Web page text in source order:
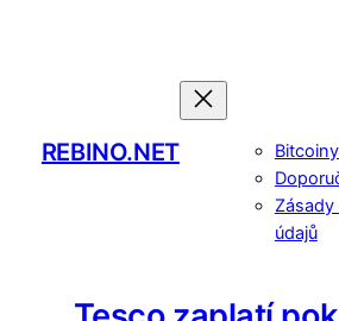
REBINO.NET
Bitcoiny
údajů